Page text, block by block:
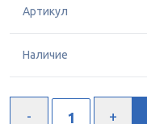
Артикул
Наличие